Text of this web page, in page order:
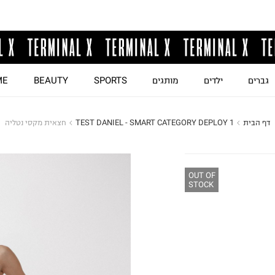
גברים ילדים מותגים SPORTS
BEAUTY
דף הבית TEST DANIEL - SMART CATEGORY DEPLOY 1 חצאית מקסי נטליה
OUT OF
STOCK